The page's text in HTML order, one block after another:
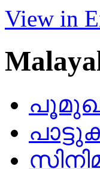
View in